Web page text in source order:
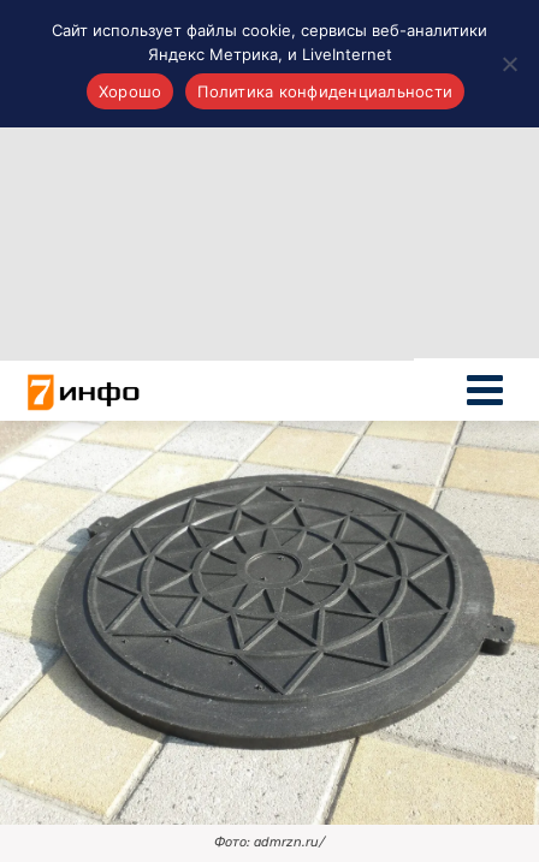
Новости России
Политика
Новости мира
Все материалы 7инфо
О НАС
ПОИСК ПО САЙТУ
Фото: admrzn.ru/
Сайт использует файлы cookie, сервисы веб-аналитики
Яндекс Метрика, и LiveInternet
Хорошо
Политика конфиденциальности